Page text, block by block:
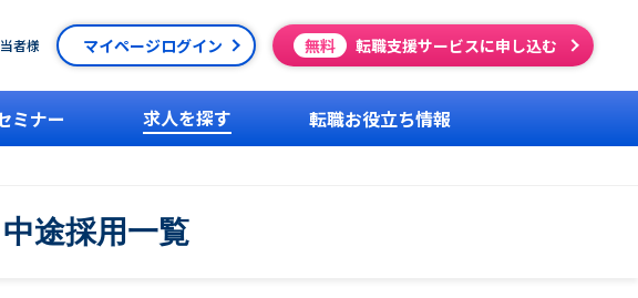
者様 マイページログイン 無料 転職支援サービスに申し込む
ミナー 求人を探す 転職お役立ち情報
途採用一覧